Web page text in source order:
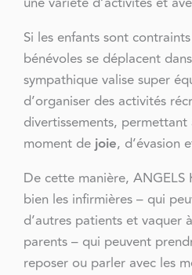
Si les enfants sont
bénévoles se déplacent
sympathique valise super
d’organiser des activités
divertissements, permettant
moment dejoie, d’évasion
De cette manière, ANGELS
bien les infirmières – qui
d’autres patients et vaquer
parents – qui peuvent
reposer ou parler avec les